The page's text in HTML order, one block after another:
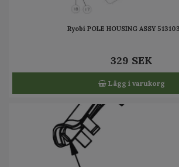
Ryobi POLE HOUSING ASSY
329 SEK
Lägg i varukorg